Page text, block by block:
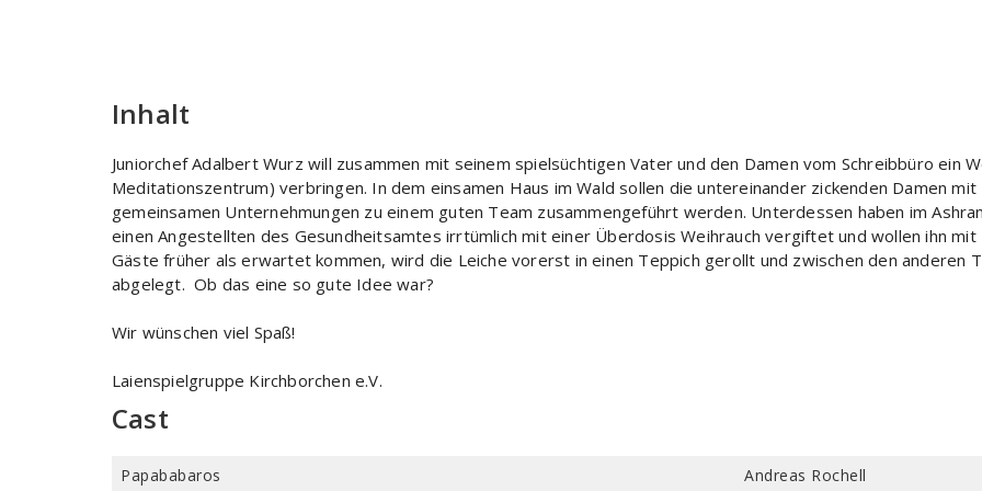
Inhalt
Juniorchef Adalbert Wurz will zusammen mit seinem spielsüchtigen Vater und den Damen vom Schreibbüro ein
Meditationszentrum) verbringen. In dem einsamen Haus im Wald sollen die untereinander zickenden Damen
gemeinsamen Unternehmungen zu einem guten Team zusammengeführt werden. Unterdessen haben im
einen Angestellten des Gesundheitsamtes irrtümlich mit einer Überdosis Weihrauch vergiftet und wollen ihn
Gäste früher als erwartet kommen, wird die Leiche vorerst in einen Teppich gerollt und zwischen den anderen
abgelegt. Ob das eine so gute Idee war?
Wir wünschen viel Spaß!
Laienspielgruppe Kirchborchen e.V.
Cast
Papababaros Andreas Rochell